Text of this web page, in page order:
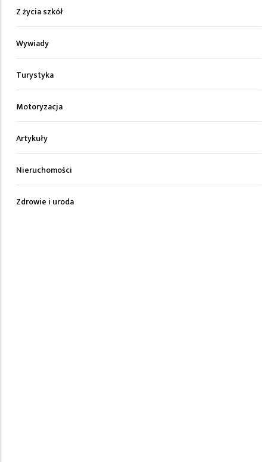
Z życia szkół
Wywiady
Turystyka
Motoryzacja
Artykuły
Nieruchomości
Zdrowie i uroda